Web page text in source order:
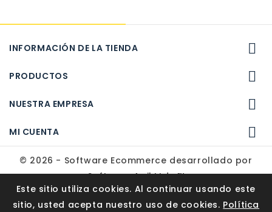
INFORMACIÓN DE LA TIENDA 
PRODUCTOS 
NUESTRA EMPRESA 
MI CUENTA 
Este sitio utiliza cookies. Al continuar usando este
sitio, usted acepta nuestro uso de cookies. Política
© 2026 - Software Ecommerce desarrollado por
Software Agil Ltda.™